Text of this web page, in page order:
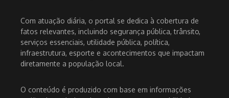
Com atuação diária, o portal se dedica à cobertura de
fatos relevantes, incluindo segurança pública, trânsito,
serviços essenciais, utilidade pública, política,
infraestrutura, esporte e acontecimentos que impactam
diretamente a população local.
O conteúdo é produzido com base em informações